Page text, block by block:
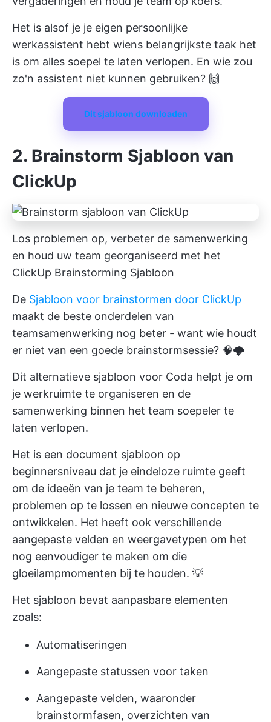
Het is alsof je je eigen persoonlijke
werkassistent hebt wiens belangrijkste taak het
is om alles soepel te laten verlopen. En wie zou
zo'n assistent niet kunnen gebruiken? 🙌
Dit sjabloon downloaden
2. Brainstorm Sjabloon van
ClickUp
Los problemen op, verbeter de samenwerking
en houd uw team georganiseerd met het
ClickUp Brainstorming Sjabloon
De Sjabloon voor brainstormen door ClickUp
maakt de beste onderdelen van
teamsamenwerking nog beter - want wie houdt
er niet van een goede brainstormsessie? 🧠🌩️
Dit alternatieve sjabloon voor Coda helpt je om
je werkruimte te organiseren en de
samenwerking binnen het team soepeler te
laten verlopen.
Het is een document sjabloon op
beginnersniveau dat je eindeloze ruimte geeft
om de ideeën van je team te beheren,
problemen op te lossen en nieuwe concepten te
ontwikkelen. Het heeft ook verschillende
aangepaste velden en weergavetypen om het
nog eenvoudiger te maken om die
gloeilampmomenten bij te houden. 💡
Het sjabloon bevat aanpasbare elementen
zoals:
Automatiseringen
Aangepaste statussen voor taken
Aangepaste velden, waaronder
brainstormfasen, overzichten van